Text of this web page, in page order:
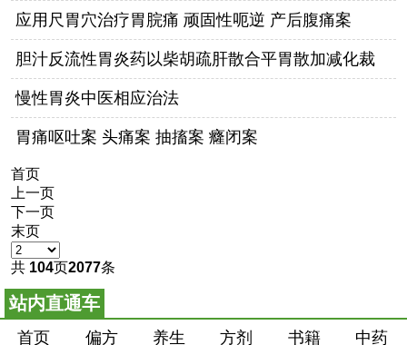
应用尺胃穴治疗胃脘痛 顽固性呃逆 产后腹痛案
胆汁反流性胃炎药以柴胡疏肝散合平胃散加减化裁
慢性胃炎中医相应治法
胃痛呕吐案 头痛案 抽搐案 癃闭案
首页
上一页
下一页
末页
共 104页2077条
站内直通车
首页 偏方 养生 方剂 书籍 中药